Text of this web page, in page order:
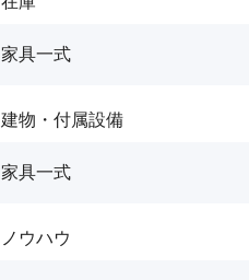
家具一式
建物・付属設備
家具一式
ノウハウ